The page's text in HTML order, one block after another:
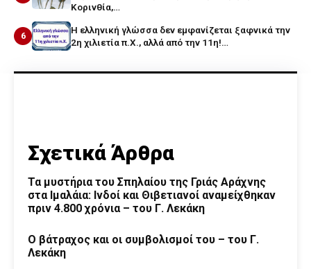
Κορινθία,…
6
Η ελληνική γλώσσα δεν εμφανίζεται ξαφνικά την
2η χιλιετία π.Χ., αλλά από την 11η!…
Σχετικά Άρθρα
Τα μυστήρια του Σπηλαίου της Γριάς Αράχνης
στα Ιμαλάια: Ινδοί και Θιβετιανοί αναμείχθηκαν
πριν 4.800 χρόνια – του Γ. Λεκάκη
Ο βάτραχος και οι συμβολισμοί του – του Γ.
Λεκάκη